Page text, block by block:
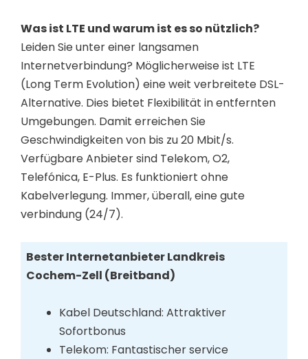
Was ist LTE und warum ist es so nützlich?
Leiden Sie unter einer langsamen
Internetverbindung? Möglicherweise ist LTE
(Long Term Evolution) eine weit verbreitete DSL-
Alternative. Dies bietet Flexibilität in entfernten
Umgebungen. Damit erreichen Sie
Geschwindigkeiten von bis zu 20 Mbit/s.
Verfügbare Anbieter sind Telekom, O2,
Telefónica, E-Plus. Es funktioniert ohne
Kabelverlegung. Immer, überall, eine gute
verbindung (24/7).
Bester Internetanbieter Landkreis
Cochem-Zell (Breitband)
Kabel Deutschland: Attraktiver
Sofortbonus
Telekom: Fantastischer service